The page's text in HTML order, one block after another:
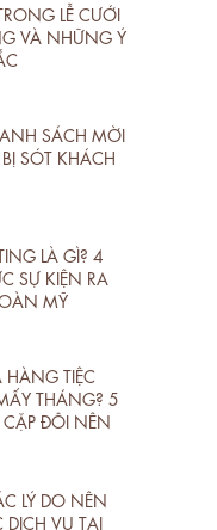
LỄ CƯỚI
VÀ NHỮNG Ý
SÁCH MỜI
SÓT KHÁCH
LÀ GÌ? 4
SỰ KIỆN RA
MỸ
TIỆC
THÁNG? 5
ĐÔI NÊN
LÝ DO NÊN
VỤ TẠI